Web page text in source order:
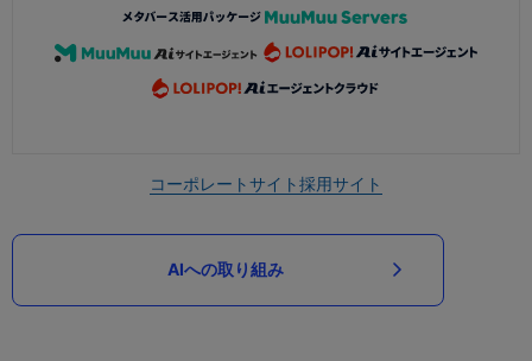
コーポレートサイト採用サイト
AIへの取り組み